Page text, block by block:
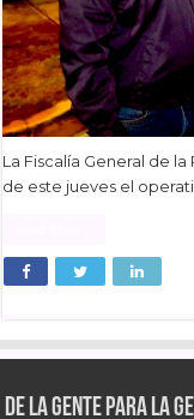
La Fiscalía General de
de este jueves el
De la gente para la